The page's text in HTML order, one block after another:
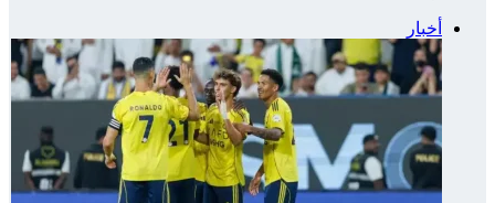
أخبار